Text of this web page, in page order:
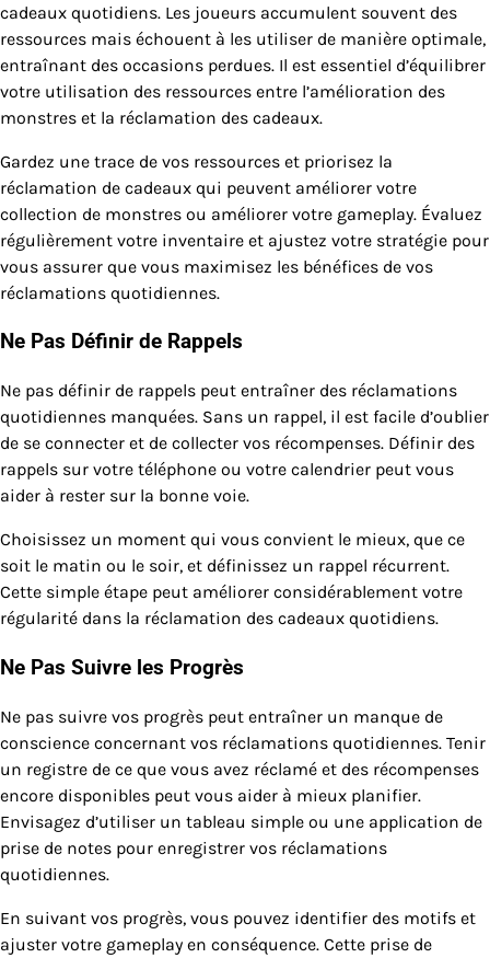
cadeaux quotidiens. Les joueurs accumulent souvent des
ressources mais échouent à les utiliser de manière optimale,
entraînant des occasions perdues. Il est essentiel d’équilibrer
votre utilisation des ressources entre l’amélioration des
monstres et la réclamation des cadeaux.
Gardez une trace de vos ressources et priorisez la
réclamation de cadeaux qui peuvent améliorer votre
collection de monstres ou améliorer votre gameplay. Évaluez
régulièrement votre inventaire et ajustez votre stratégie pour
vous assurer que vous maximisez les bénéfices de vos
réclamations quotidiennes.
Ne Pas Définir de Rappels
Ne pas définir de rappels peut entraîner des réclamations
quotidiennes manquées. Sans un rappel, il est facile d’oublier
de se connecter et de collecter vos récompenses. Définir des
rappels sur votre téléphone ou votre calendrier peut vous
aider à rester sur la bonne voie.
Choisissez un moment qui vous convient le mieux, que ce
soit le matin ou le soir, et définissez un rappel récurrent.
Cette simple étape peut améliorer considérablement votre
régularité dans la réclamation des cadeaux quotidiens.
Ne Pas Suivre les Progrès
Ne pas suivre vos progrès peut entraîner un manque de
conscience concernant vos réclamations quotidiennes. Tenir
un registre de ce que vous avez réclamé et des récompenses
encore disponibles peut vous aider à mieux planifier.
Envisagez d’utiliser un tableau simple ou une application de
prise de notes pour enregistrer vos réclamations
quotidiennes.
En suivant vos progrès, vous pouvez identifier des motifs et
ajuster votre gameplay en conséquence. Cette prise de